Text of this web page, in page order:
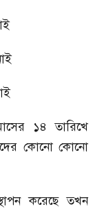
১৪ তারিখে
কোনো কোনো
করেছে তখন